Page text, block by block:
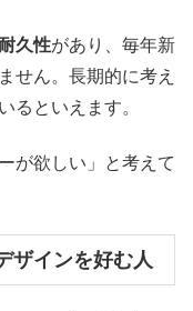
久性があり、毎年新
せん。長期的に考え
るといえます。
が欲しい」と考えて
ザインを好む人